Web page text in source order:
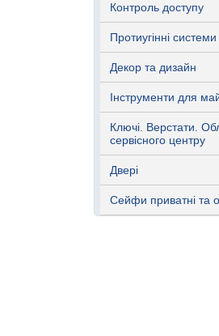
Контроль доступу
Протиугінні системи
Декор та дизайн
Інструменти для
Ключі. Верстати.
сервісного центру
Двері
Сейфи приватні та